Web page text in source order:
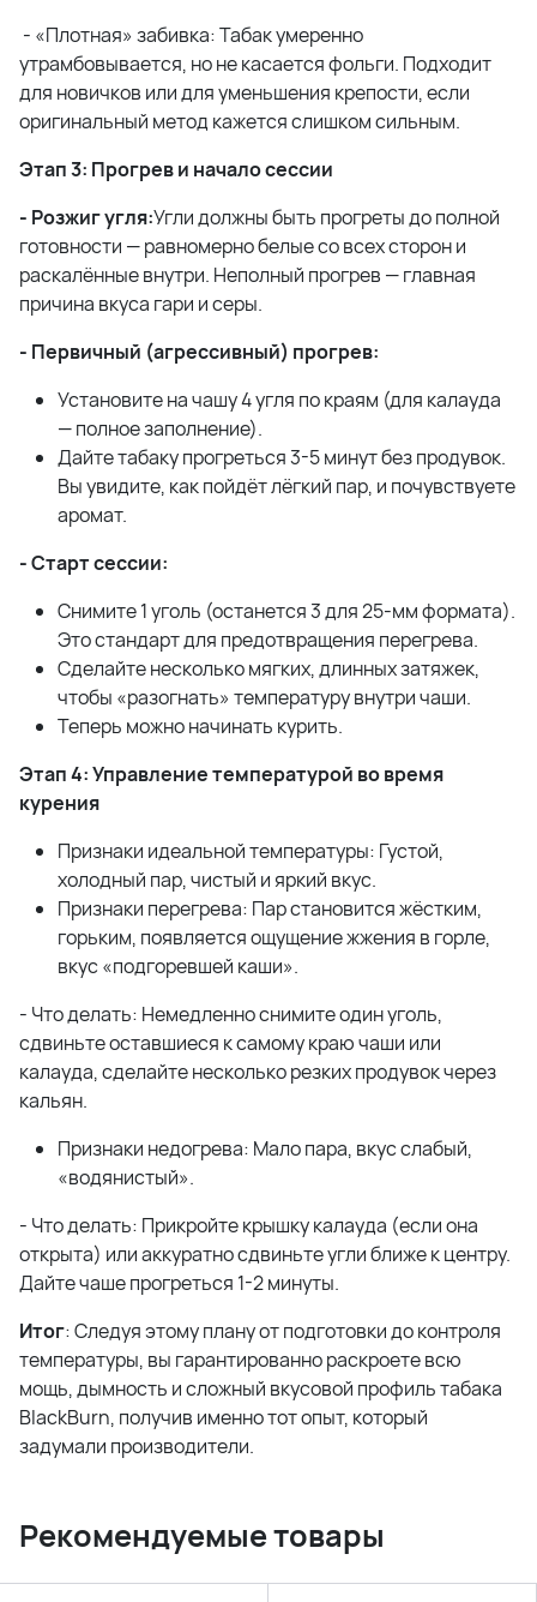
- «Плотная» забивка: Табак умеренно
утрамбовывается, но не касается фольги. Подходит
для новичков или для уменьшения крепости, если
оригинальный метод кажется слишком сильным.
Этап 3: Прогрев и начало сессии
- Розжиг угля:Угли должны быть прогреты до полной
готовности — равномерно белые со всех сторон и
раскалённые внутри. Неполный прогрев — главная
причина вкуса гари и серы.
- Первичный (агрессивный) прогрев:
Установите на чашу 4 угля по краям (для калауда
— полное заполнение).
Дайте табаку прогреться 3-5 минут без продувок.
Вы увидите, как пойдёт лёгкий пар, и почувствуете
аромат.
- Старт сессии:
Снимите 1 уголь (останется 3 для 25-мм формата).
Это стандарт для предотвращения перегрева.
Сделайте несколько мягких, длинных затяжек,
чтобы «разогнать» температуру внутри чаши.
Теперь можно начинать курить.
Этап 4: Управление температурой во время
курения
Признаки идеальной температуры: Густой,
холодный пар, чистый и яркий вкус.
Признаки перегрева: Пар становится жёстким,
горьким, появляется ощущение жжения в горле,
вкус «подгоревшей каши».
- Что делать: Немедленно снимите один уголь,
сдвиньте оставшиеся к самому краю чаши или
калауда, сделайте несколько резких продувок через
кальян.
Признаки недогрева: Мало пара, вкус слабый,
«водянистый».
- Что делать: Прикройте крышку калауда (если она
открыта) или аккуратно сдвиньте угли ближе к центру.
Дайте чаше прогреться 1-2 минуты.
Итог: Следуя этому плану от подготовки до контроля
температуры, вы гарантированно раскроете всю
мощь, дымность и сложный вкусовой профиль табака
BlackBurn, получив именно тот опыт, который
задумали производители.
Рекомендуемые товары